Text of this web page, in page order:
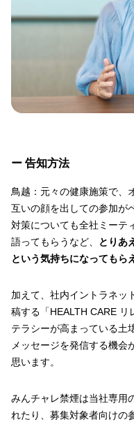
ー 告知方法
鳥越：元々の健康施策で、
互いの顔を出しての参加が
対策についても全社ミーテ
語ってもらうなど、
とりあ
という気持ちになってもら
加えて、社内イントラネッ
稿する「HEALTH CARE リ
テラシーが高まっている土
メッセージを発信する機会
思います。
みんチャレ禁煙は当社専用
れたり、募集対象者向けの